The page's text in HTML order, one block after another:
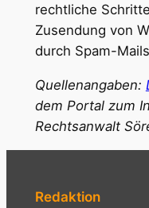
rechtliche
Zusendung von
durch Spam-
Quellenangaben:
dem Portal zum
Rechtsanwalt
Redaktion